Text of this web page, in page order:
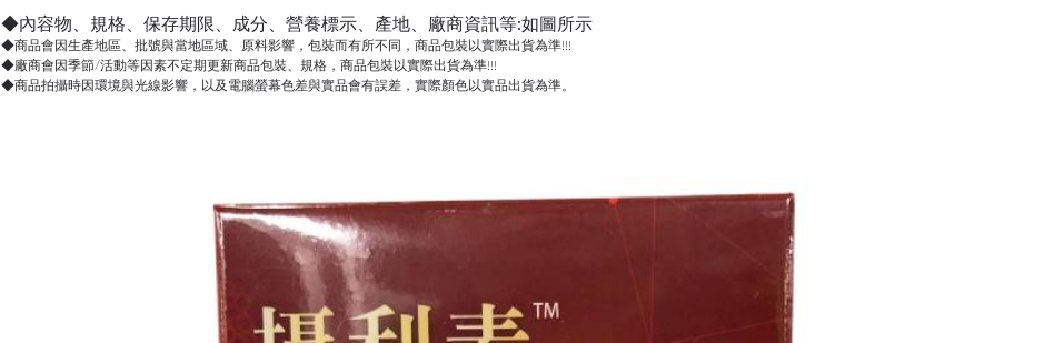
◆內容物、規格、保存期限、成分、營養標示、產地、廠商資訊等:如圖所示
◆商品會因生產地區、批號與當地區域、原料影響，包裝而有所不同，商品包裝以實際出貨為準!!!
◆廠商會因季節/活動等因素不定期更新商品包裝、規格，商品包裝以實際出貨為準!!!
◆商品拍攝時因環境與光線影響，以及電腦螢幕色差與實品會有誤差，實際顏色以實品出貨為準。